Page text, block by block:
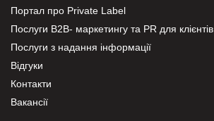
Портал про Private Label
Послуги В2В- маркетингу та PR для клієнтів
Послуги з надання інформації
Відгуки
Контакти
Вакансії